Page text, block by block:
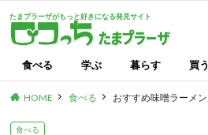
たまプラーザがもっと好きになる発見サイト
食べる 学ぶ 暮らす 買う
HOME 食べる おすすめ味噌ラーメ
食べる